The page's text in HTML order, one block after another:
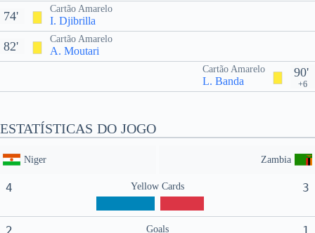
Cartão Amarelo
I. Djibrilla
74'
Cartão Amarelo
A. Moutari
82'
90'
+6
Cartão Amarelo
L. Banda
ESTATÍSTICAS DO JOGO
Niger Zambia
4 Yellow Cards 3
Goals